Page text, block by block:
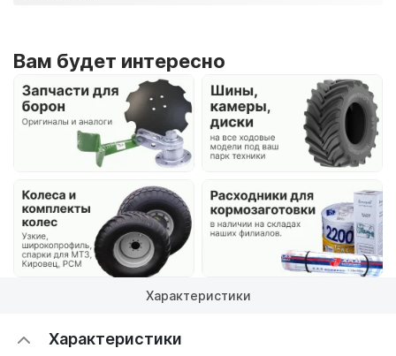
Вам будет интересно
Характеристики
Характеристики